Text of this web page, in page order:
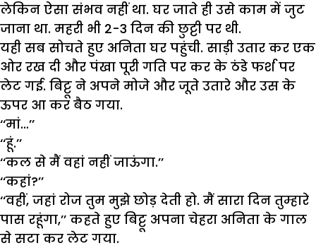
लेकिन ऐसा संभव नहीं था. घर जाते ही उसे काम में जुट
जाना था. महरी भी 2-3 दिन की छुट्टी पर थी.
यही सब सोचते हुए अनिता घर पहुंची. साड़ी उतार कर एक
ओर रख दी और पंखा पूरी गति पर कर के ठंडे फर्श पर
लेट गई. बिट्टू ने अपने मोजे और जूते उतारे और उस के
ऊपर आ कर बैठ गया.
‘‘मां…’’
‘‘हूं.’’
‘‘कल से मैं वहां नहीं जाऊंगा.’’
‘‘कहां?’’
‘‘वहीं, जहां रोज तुम मुझे छोड़ देती हो. मैं सारा दिन तुम्हारे
पास रहूंगा,’’ कहते हुए बिट्टू अपना चेहरा अनिता के गाल
से सटा कर लेट गया.